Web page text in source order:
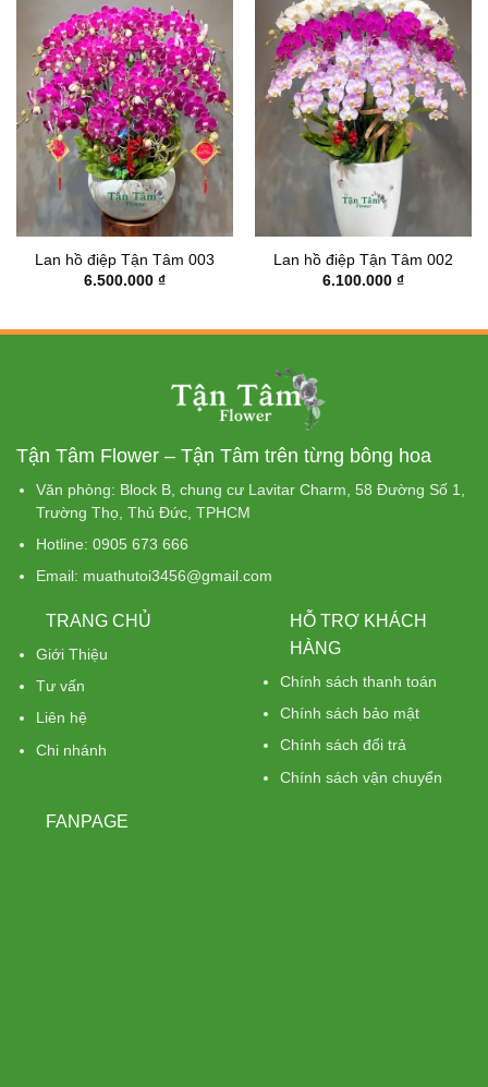
Lan hồ điệp Tận Tâm 003
6.500.000 ₫
Lan hồ điệp Tận Tâm 002
6.100.000 ₫
Tận Tâm Flower – Tận Tâm trên từng bông hoa
Văn phòng: Block B, chung cư Lavitar Charm, 58 Đường Số 1,
Trường Thọ, Thủ Đức, TPHCM
Hotline: 0905 673 666
Email: muathutoi3456@gmail.com
TRANG CHỦ
Giới Thiệu
Tư vấn
Liên hệ
Chi nhánh
HỖ TRỢ KHÁCH
HÀNG
Chính sách thanh toán
Chính sách bảo mật
Chính sách đổi trả
Chính sách vận chuyển
FANPAGE